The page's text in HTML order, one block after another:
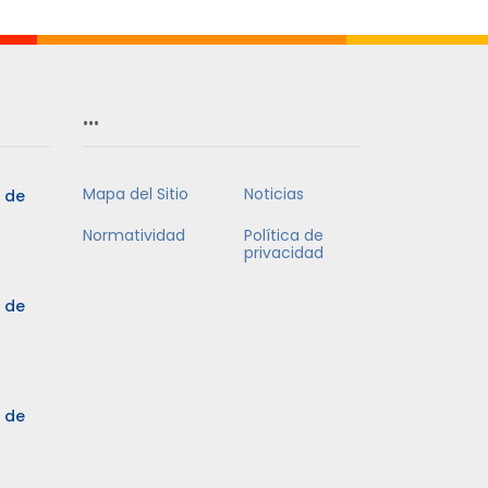
de
de
de
…
Mapa del Sitio
Noticias
Normatividad
Política de
privacidad